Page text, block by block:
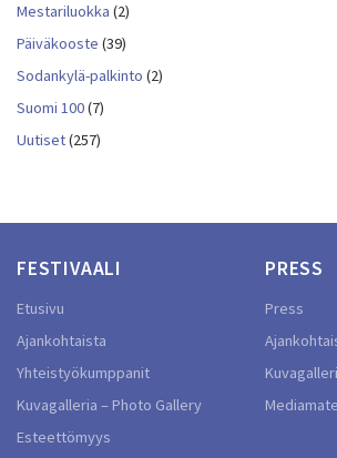
Mestariluokka (2)
Päiväkooste (39)
Sodankylä-palkinto (2)
Suomi 100(7)
Uutiset(257)
FESTIVAALI
Etusivu
Ajankohtaista
Yhteistyökumppanit
Kuvagalleria – Photo Gallery
Esteettömyys
PRESS
Press